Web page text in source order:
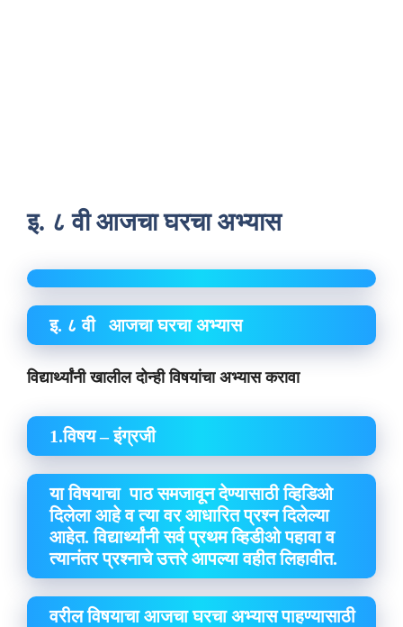
इ. ८ वी आजचा घरचा अभ्यास
इ. ८ वी आजचा घरचा अभ्यास
विद्यार्थ्यांनी खालील दोन्ही विषयांचा अभ्यास करावा
1.विषय – इंग्रजी
या विषयाचा पाठ समजावून देण्यासाठी व्हिडिओ
दिलेला आहे व त्या वर आधारित प्रश्न दिलेल्या
आहेत. विद्यार्थ्यांनी सर्व प्रथम व्हिडीओ पहावा व
त्यानंतर प्रश्नाचे उत्तरे आपल्या वहीत लिहावीत.
वरील विषयाचा आजचा घरचा अभ्यास पाहण्यासाठी